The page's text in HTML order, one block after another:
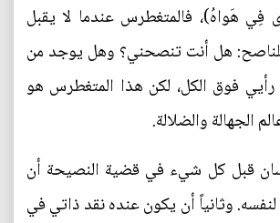
هَواهُ)، فالمتغطرس عندما لا يقبل
هل أنت تنصحني؟ وهل يوجد من
فوق الكل، لكن هذا المتغطرس هو
الجهالة والضلالة.
قبل كل شيء في قضية النصيحة أن
وثانياً أن يكون عنده نقد ذاتي في